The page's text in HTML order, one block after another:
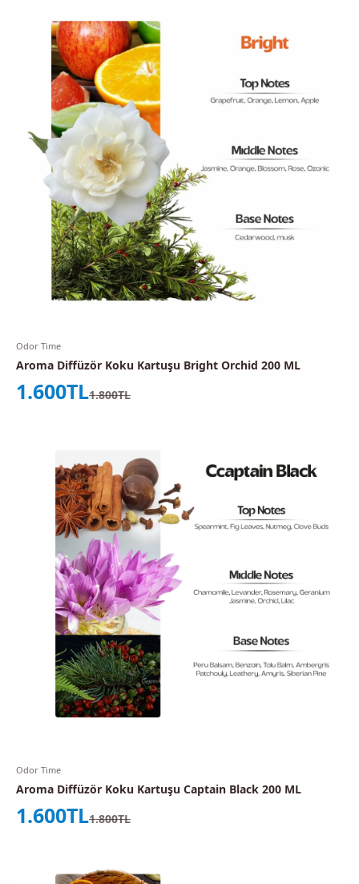
Odor Time
Aroma Diffüzör Koku Kartuşu Bright Orchid 200 ML
İndirimli fiyat
1.600TLNormal fiyat
1.800TL
Odor Time
Aroma Diffüzör Koku Kartuşu Captain Black 200 ML
İndirimli fiyat
1.600TLNormal fiyat
1.800TL